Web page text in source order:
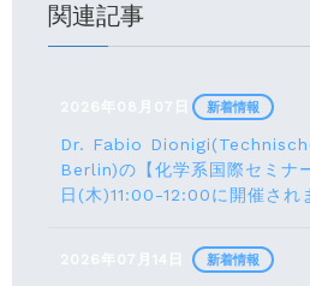
関連記事
2026年08月07日
Dr. Fabio
Berlin)の【化学系国際セミナ
⽇(⽊)11:00-12:00に開催され
新着情報
2026年07月14日 新着情報